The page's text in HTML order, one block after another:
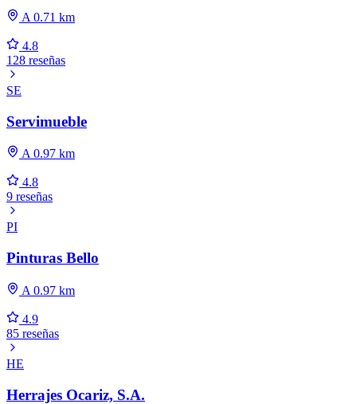
A 0.71 km
4.8
128 reseñas
SE
Servimueble
A 0.97 km
4.8
9 reseñas
PI
Pinturas Bello
A 0.97 km
4.9
85 reseñas
HE
Herrajes Ocariz, S.A.